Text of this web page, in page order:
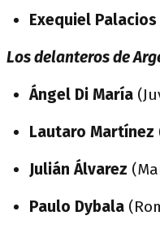
Exequiel Palacios
Los delanteros de
Ángel Di María
Lautaro Martínez
Julián Álvarez
Paulo Dybala